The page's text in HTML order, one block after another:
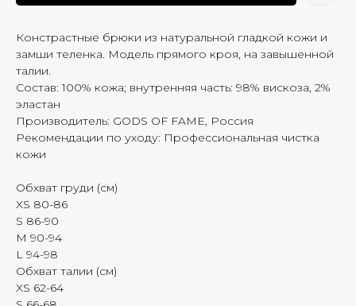
Констрастные брюки из натуральной гладкой кожи и
замши теленка. Модель прямого кроя, на завышенной
талии.
Состав: 100% кожа; внутренняя часть: 98% вискоза, 2%
эластан
Производитель: GODS OF FAME, Россия
Рекомендации по уходу: Профессиональная чистка
кожи
Обхват груди (см)
XS 80-86
S 86-90
M 90-94
L 94-98
Обхват талии (см)
XS 62-64